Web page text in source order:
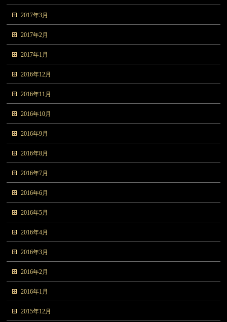
2017年3月
2017年2月
2017年1月
2016年12月
2016年11月
2016年10月
2016年9月
2016年8月
2016年7月
2016年6月
2016年5月
2016年4月
2016年3月
2016年2月
2016年1月
2015年12月